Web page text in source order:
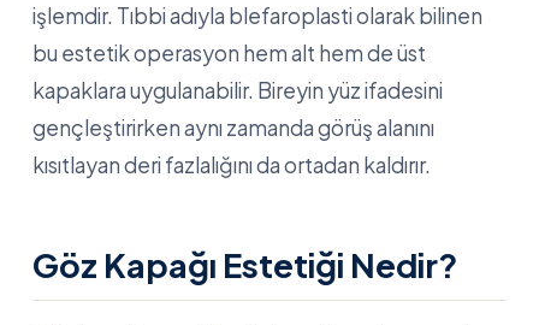
işlemdir. Tıbbi adıyla blefaroplasti olarak bilinen
bu estetik operasyon hem alt hem de üst
kapaklara uygulanabilir. Bireyin yüz ifadesini
gençleştirirken aynı zamanda görüş alanını
kısıtlayan deri fazlalığını da ortadan kaldırır.
Göz Kapağı Estetiği Nedir?